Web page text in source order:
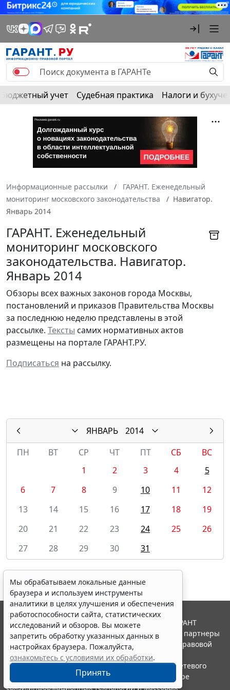
Бюджетный учет Судебная практика Налоги и
Информационные рассылки
ГАРАНТ. Еженедельный
мониторинг московского законодательства
Навигатор.
Январь 2014
ГАРАНТ. Еженедельный
мониторинг московского
законодательства. Навигатор.
Январь 2014
Обзоры всех важных законов города Москвы,
постановлений и приказов Правительства Москвы
за последнюю неделю представлены в этой
рассылке. Тексты самих нормативных актов
размещены на портале ГАРАНТ.РУ.
Подписаться на рассылку.
ЯНВАРЬ
2014
ПН
ВТ СР ЧТ ПТ СБ
ВС
1
2 3 4
5
6
7 8 9 10 11
12
13
14 15 16 17 18
19
20
21 22 23 24 25
26
27
28 29 30 31
Мы обрабатываем локальные данные
браузера и используем инструменты
аналитики в целях улучшения и обеспечения
работоспособности сайта, статистических
исследований и обзоров. Вы можете
запретить обработку указанных данных в
настройках браузера. Пожалуйста,
ознакомьтесь с условиями их обработки.
Принять
© ООО "НПП "ГАРАНТ-СЕРВИС", 2026. Система ГАРАНТ
выпускается с 1990 года. Компания "Гарант" и ее партнеры
являются участниками Российской ассоциации правовой
информации ГАРАНТ.
Портал ГАРАНТ.РУ зарегистрирован в качестве сетевого
издания Федеральной службой по надзору в сфере
связи,информационных технологий и массовых